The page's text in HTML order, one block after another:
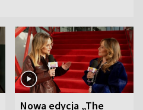
Nowa edycja „The